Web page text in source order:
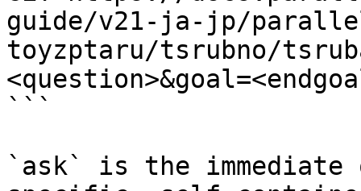
guide/v21-ja-jp/
toyzptaru/tsrubno/
```
`ask` is the